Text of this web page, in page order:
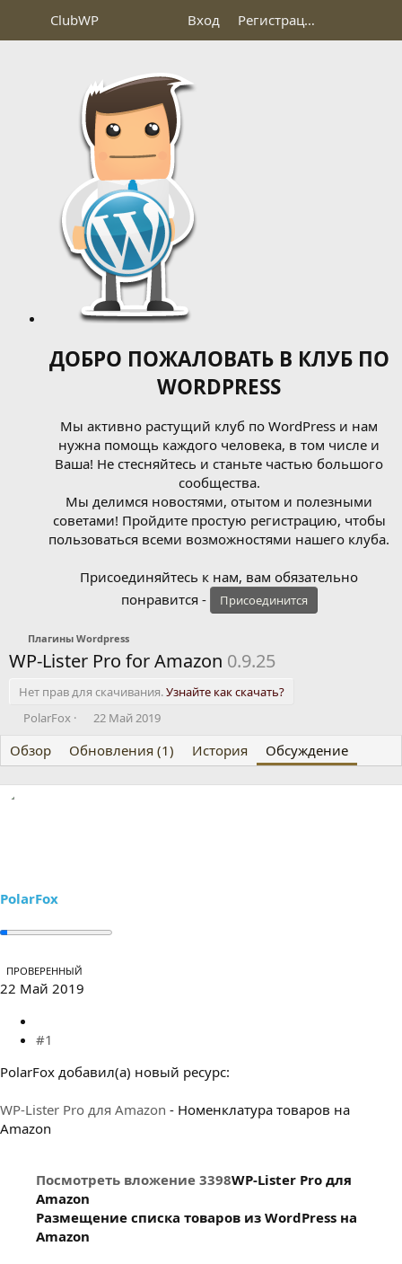
ClubWP Вход Регистрация
ДОБРО ПОЖАЛОВАТЬ В КЛУБ ПО
WORDPRESS
Мы активно растущий клуб по WordPress и нам
нужна помощь каждого человека, в том числе и
Ваша! Не стесняйтесь и станьте частью большого
сообщества.
Мы делимся новостями, отытом и полезными
советами! Пройдите простую регистрацию, чтобы
пользоваться всеми возможностями нашего клуба.
Присоединяйтесь к нам, вам обязательно
понравится -
Присоединится
Плагины Wordpress
WP-Lister Pro for Amazon 0.9.25
Нет прав для скачивания.Узнайте как скачать?
А
т
о
р
PolarFox
Д
т
а
н
22 Май 2019
Обзор Обновления (1) История Обсуждение
PolarFox
ПРОВЕРЕННЫЙ
22 Май 2019
#1
PolarFox добавил(а) новый ресурс:
WP-Lister Pro для Amazon - Номенклатура товаров на
Amazon
Посмотреть вложение 3398WP-Lister Pro для
Amazon
Размещение списка товаров из WordPress на
Amazon